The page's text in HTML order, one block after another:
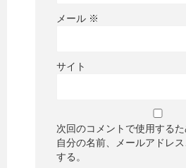
メール ※
サイト
次回のコメントで使用する
自分の名前、メールアドレ
する。